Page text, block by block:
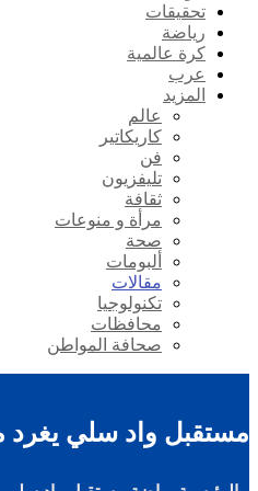
تحقيقات
رياضة
كرة عالمية
عرب
المزيد
عالم
كاريكاتير
فن
تليفزيون
ثقافة
مرأة و منوعات
صحة
ألبومات
مقالات
تكنولوجيا
محافظات
صحافة المواطن
مستقبل واد سلي يغرد